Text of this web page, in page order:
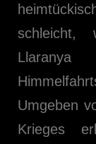
schleicht,
Umgeben
Krieges